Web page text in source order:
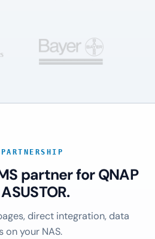
partner for QNAP
direct integration, data
on your NAS.